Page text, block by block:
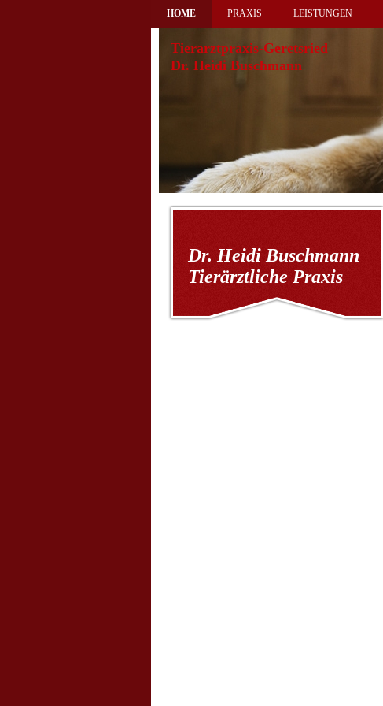
HOME PRAXIS LEISTUNGEN
Tierarztpraxis-Geretsried
Dr. Heidi Buschmann
Dr. Heidi Buschmann
Tierärztliche Praxis